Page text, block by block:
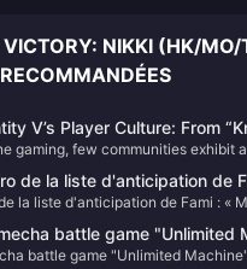
VICTORY: NIKKI (HK/
V’s Player Culture: From
Advocacy
gaming, few communities exhibit
the game has cultivated a
characterized by unique
of community.
de la liste d'anticipation de
Wildlands » revient en tête
la liste d'anticipation de Fami : «
battle game "Unlimited
announced,
battle game "Unlimited